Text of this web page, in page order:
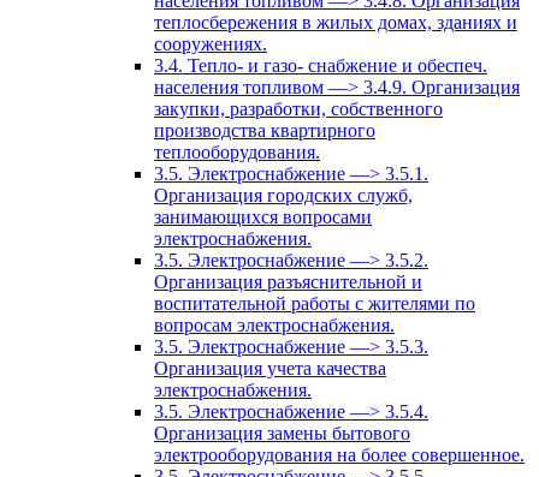
теплосбережения в жилых домах, зданиях и
сооружениях.
3.4. Тепло- и газо- снабжение и обеспеч.
населения топливом —> 3.4.9. Организация
закупки, разработки, собственного
производства квартирного
теплооборудования.
3.5. Электроснабжение —> 3.5.1.
Организация городских служб,
занимающихся вопросами
электроснабжения.
3.5. Электроснабжение —> 3.5.2.
Организация разъяснительной и
воспитательной работы с жителями по
вопросам электроснабжения.
3.5. Электроснабжение —> 3.5.3.
Организация учета качества
электроснабжения.
3.5. Электроснабжение —> 3.5.4.
Организация замены бытового
электрооборудования на более совершенное.